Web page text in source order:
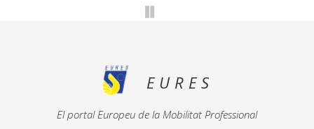
EURES
El portal Europeu de la Mobilitat Professional